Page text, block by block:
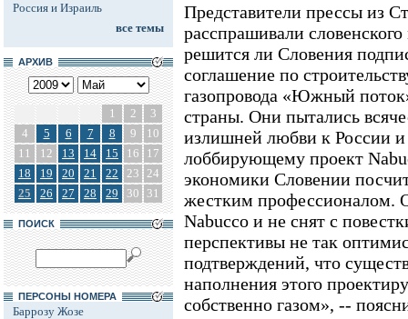
Россия и Израиль
все темы
АРХИВ
1 2
3
4
5 6 7 8 9
10
11
12 13 14 15 16
17
18
19 20 21 22 23 24
25
26 27 28 29 30 31
ПОИСК
ПЕРСОНЫ НОМЕРА
Баррозу Жозе
Представители прессы из
расспрашивали
решится ли Словения
соглашение по
газопровода «Южный
страны. Они пытались
излишней любви к России
лоббирующему проект
экономики Словении
жестким профессионалом.
Nabucco и не снят с
перспективы не так
подтверждений, что
наполнения этого
собственно газом», --